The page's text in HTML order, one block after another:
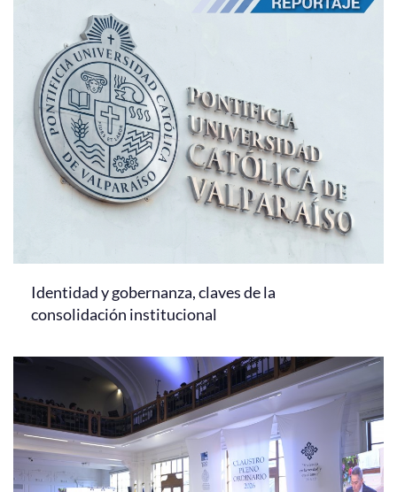
Identidad y gobernanza, claves de la
consolidación institucional